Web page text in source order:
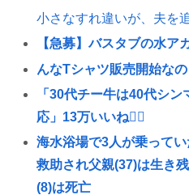
小さなすれ違いが、夫を
【急募】バスタブの水ア
んなTシャツ販売開始な
「30代チー牛は40代シ
応」13万いいね💁‍♀
海水浴場で3人が乗って
救助され父親(37)は生き
(8)は死亡